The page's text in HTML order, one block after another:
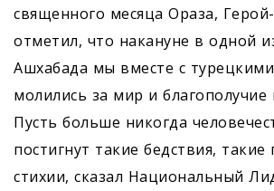
священного месяца Ораза,
отметил, что накануне в одной
Ашхабада мы вместе с
молились за мир и
Пусть больше никогда
постигнут такие бедствия,
стихии, сказал Национальный